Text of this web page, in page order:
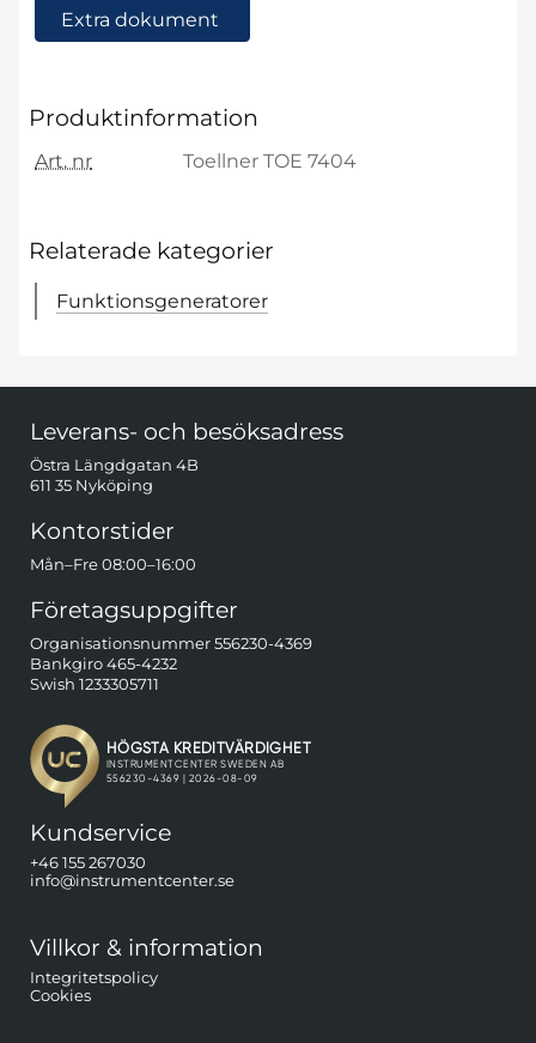
Extra dokument
Produktinformation
Art. nr Toellner TOE 7404
Relaterade kategorier
Funktionsgeneratorer
Leverans- och besöksadress
Östra Längdgatan 4B
611 35 Nyköping
Kontorstider
Mån–Fre 08:00–16:00
Företagsuppgifter
Organisationsnummer 556230-4369
Bankgiro 465-4232
Swish 1233305711
Kundservice
+46 155 267030
info@instrumentcenter.se
Villkor & information
Integritetspolicy
Cookies